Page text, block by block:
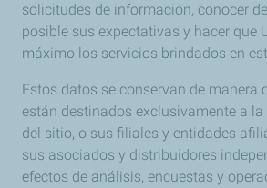
solicitudes de información, conocer
posible sus expectativas y hacer que
máximo los servicios brindados en
Estos datos se conservan de manera
están destinados exclusivamente a
del sitio, o sus filiales y entidades
sus asociados y distribuidores
efectos de análisis, encuestas y